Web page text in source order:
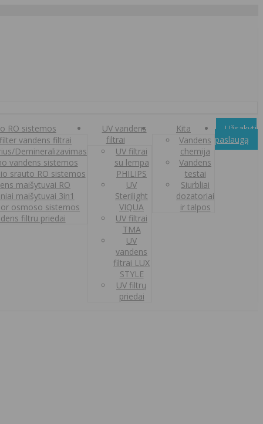
RO sistemos
vandens filtrai
Demineralizavimas
vandens sistemos
srauto RO sistemos
maišytuvai RO
maišytuvai 3in1
osmoso sistemos
filtru priedai
UV vandens
filtrai
UV filtrai
su lempa
PHILIPS
UV
Sterilight
VIQUA
UV filtrai
TMA
UV
vandens
filtrai LUX
STYLE
UV filtrų
priedai
Kita
Vandens
chemija
Vandens
testai
Siurbliai
dozatoriai
ir talpos
Užsakyti
paslaugą